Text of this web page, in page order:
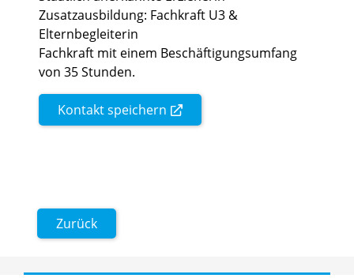
Zusatzausbildung: Fachkraft U3 &
Elternbegleiterin
Fachkraft mit einem Beschäftigungsumfang
von 35 Stunden.
Kontakt speichern
Zurück